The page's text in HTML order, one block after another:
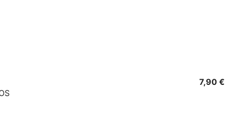
7,90 €